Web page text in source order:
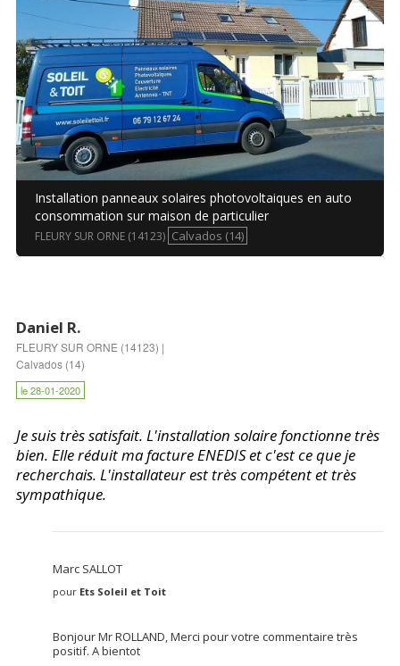
Installation panneaux solaires photovoltaiques en auto
consommation sur maison de particulier
FLEURY SUR ORNE (14123) Calvados (14)
Daniel R.
FLEURY SUR ORNE (14123) |
Calvados (14)
le 28-01-2020
Je suis très satisfait. L'installation solaire fonctionne très
bien. Elle réduit ma facture ENEDIS et c'est ce que je
recherchais. L'installateur est très compétent et très
sympathique.
Marc SALLOT
pour Ets Soleil et Toit
Bonjour Mr ROLLAND, Merci pour votre commentaire très
positif. A bientot